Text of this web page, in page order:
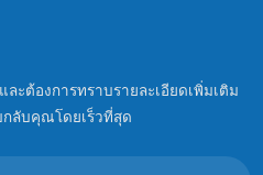
ต้องการทราบรายละเอียดเพิ่มเติม
ลับคุณโดยเร็วที่สุด